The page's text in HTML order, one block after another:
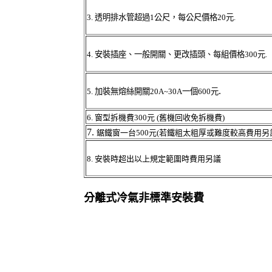
3. 透明排水管超過1公尺，每公尺價格20元.
4. 安裝插座、一般開關、更改插頭、每組價格300元.
5. 加裝無熔絲開關20A~30A一個600元.
6.窗型拆機費300元 (舊機回收免拆機費)
7. 鋸鐵窗一台500元(若鐵粗太粗厚或難度較高費用另
8. 安裝時超出以上規定範圍時費用另議
分離式冷氣非標準安裝費